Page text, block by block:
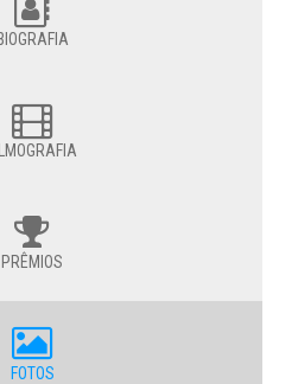
BIOGRAFIA
PRÊMIOS
FOTOS